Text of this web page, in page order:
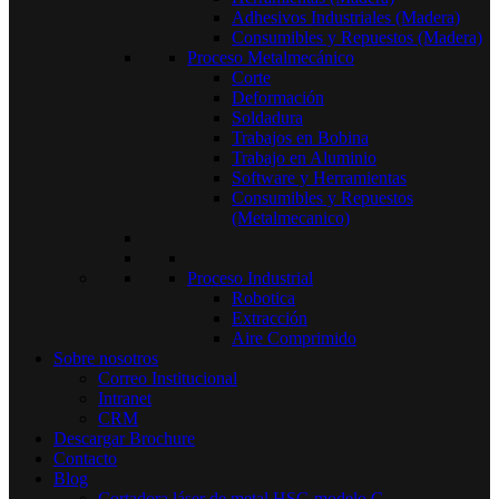
Adhesivos Industriales (Madera)
Consumibles y Repuestos (Madera)
Proceso Metalmecánico
Corte
Deformación
Soldadura
Trabajos en Bobina
Trabajo en Aluminio
Software y Herramientas
Consumibles y Repuestos
(Metalmecanico)
Proceso Industrial
Robotica
Extracción
Aire Comprimido
Sobre nosotros
Correo Institucional
Intranet
CRM
Descargar Brochure
Contacto
Blog